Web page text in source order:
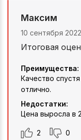
Максим
10 сентября 2022
Итоговая
Преимущества:
Качество
отлично.
Недостатки:
Цена выросла в
2 0